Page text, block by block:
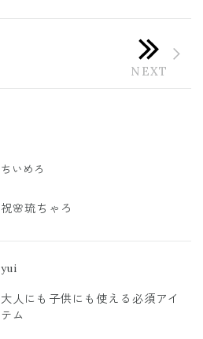
ちいめろ
祝🌸琉ちゃろ
yui
大人にも子供にも使える必須アイ
テム